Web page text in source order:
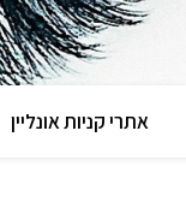
אתרי קניות אונליין